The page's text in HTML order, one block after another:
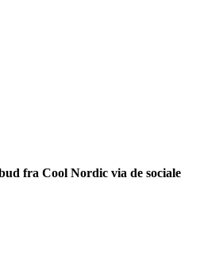
fra Cool Nordic via de sociale